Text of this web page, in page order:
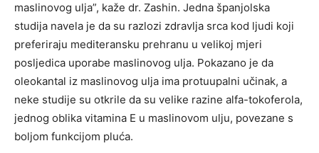
maslinovog ulja”, kaže dr. Zashin. Jedna španjolska
studija navela je da su razlozi zdravlja srca kod ljudi koji
preferiraju mediteransku prehranu u velikoj mjeri
posljedica uporabe maslinovog ulja. Pokazano je da
oleokantal iz maslinovog ulja ima protuupalni učinak, a
neke studije su otkrile da su velike razine alfa-tokoferola,
jednog oblika vitamina E u maslinovom ulju, povezane s
boljom funkcijom pluća.